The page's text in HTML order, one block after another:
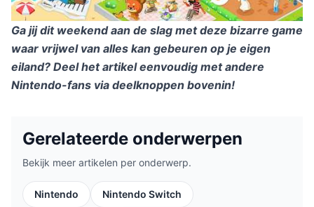
Ga jij dit weekend aan de slag met deze bizarre game
waar vrijwel van alles kan gebeuren op je eigen
eiland? Deel het artikel eenvoudig met andere
Nintendo-fans via deelknoppen bovenin!
Gerelateerde onderwerpen
Bekijk meer artikelen per onderwerp.
Nintendo Nintendo Switch